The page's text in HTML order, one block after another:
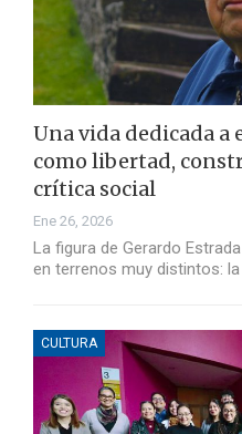
Una vida dedicada
como libertad,
crítica social
Ene 26, 2026
La figura de Gerardo
en terrenos muy distintos:
CULTURA